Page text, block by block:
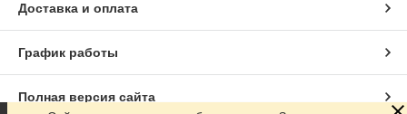
Доставка и оплата
График работы
Полная версия сайта